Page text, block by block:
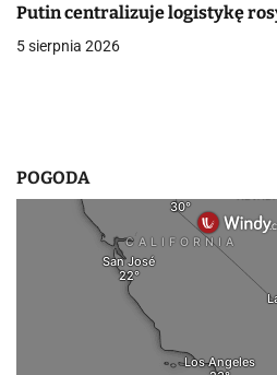
p
i
Putin centralizuje logistykę
5 sierpnia 2026
POGODA